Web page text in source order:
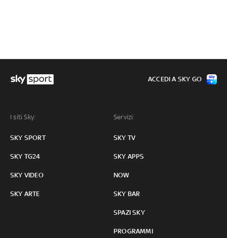
I siti Sky:
SKY SPORT
SKY TG24
SKY VIDEO
SKY ARTE
Servizi:
SKY TV
SKY APPS
NOW
SKY BAR
SPAZI SKY
PROGRAMMI
ACCEDI A SKY GO